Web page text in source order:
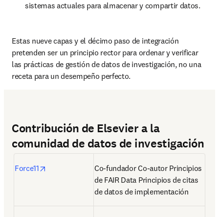
sistemas actuales para almacenar y compartir datos.
Estas nueve capas y el décimo paso de integración
pretenden ser un principio rector para ordenar y verificar
las prácticas de gestión de datos de investigación, no una
receta para un desempeño perfecto.
Contribución de Elsevier a la
comunidad de datos de investigación
Force11 opens in new tab/windowCo-fundador Co-autor Principios
de FAIR Data Principios de citas
de datos de implementación